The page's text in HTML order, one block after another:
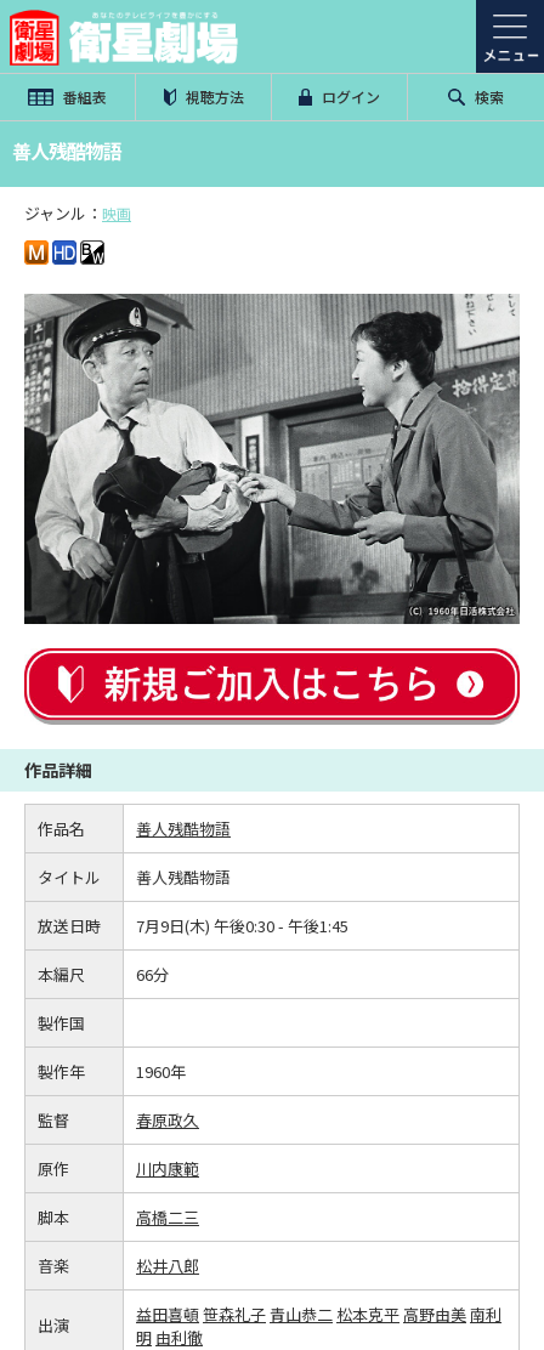
番組表 視聴方法 ログイン 検索
善人残酷物語
ジャンル： 映画
作品詳細
作品名 善人残酷物語
タイトル 善人残酷物語
放送日時 7月9日(木) 午後0:30 - 午後1:45
本編尺 66分
製作国
製作年 1960年
監督 春原政久
原作 川内康範
脚本 高橋二三
音楽 松井八郎
出演 益田喜頓笹森礼子青山恭二松本克平 高野由美南利
明 由利徹